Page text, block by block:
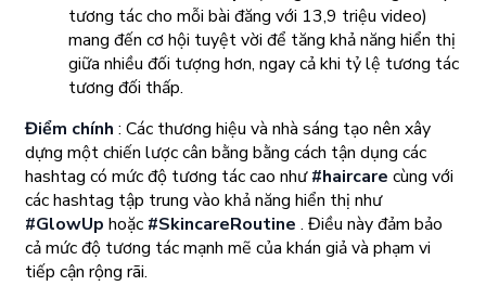
tương tác cho mỗi bài đăng với 13,9 triệu video)
mang đến cơ hội tuyệt vời để tăng khả năng hiển thị
giữa nhiều đối tượng hơn, ngay cả khi tỷ lệ tương tác
tương đối thấp.
Điểm chính : Các thương hiệu và nhà sáng tạo nên xây
dựng một chiến lược cân bằng bằng cách tận dụng các
hashtag có mức độ tương tác cao như#haircare cùng với
các hashtag tập trung vào khả năng hiển thị như
#GlowUp hoặc #SkincareRoutine . Điều này đảm bảo
cả mức độ tương tác mạnh mẽ của khán giả và phạm vi
tiếp cận rộng rãi.